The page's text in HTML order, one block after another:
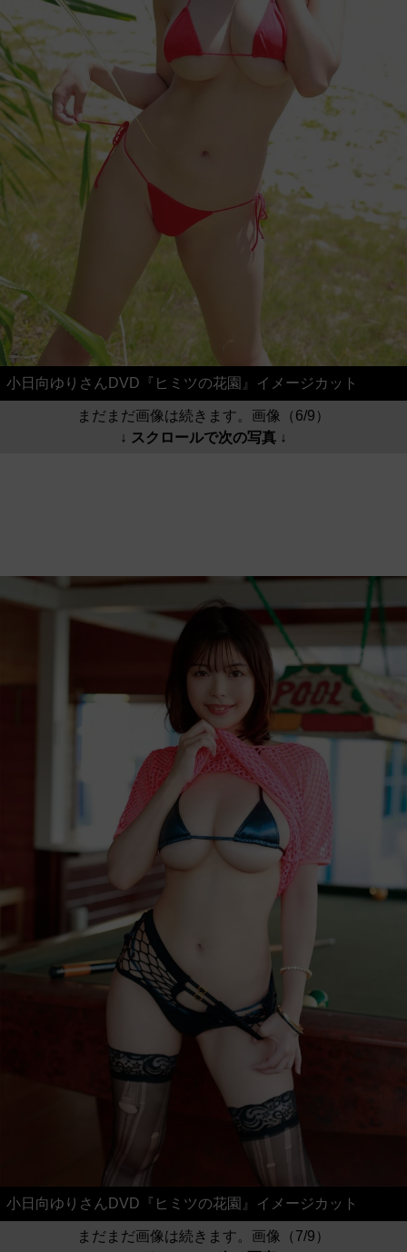
小日向ゆりさんDVD『ヒミツの花園』イメージカット
まだまだ画像は続きます。画像（6/9）
↓ スクロールで次の写真 ↓
小日向ゆりさんDVD『ヒミツの花園』イメージカット
まだまだ画像は続きます。画像（7/9）